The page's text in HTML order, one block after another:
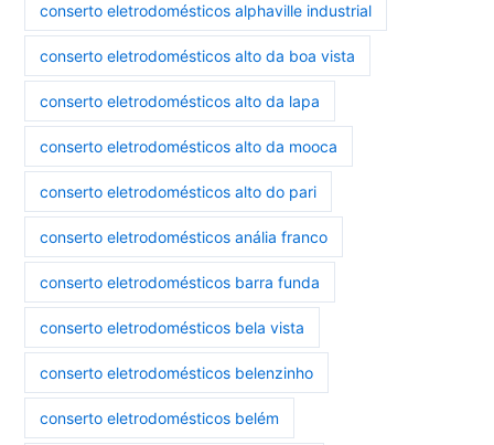
conserto eletrodomésticos alphaville industrial
conserto eletrodomésticos alto da boa vista
conserto eletrodomésticos alto da lapa
conserto eletrodomésticos alto da mooca
conserto eletrodomésticos alto do pari
conserto eletrodomésticos anália franco
conserto eletrodomésticos barra funda
conserto eletrodomésticos bela vista
conserto eletrodomésticos belenzinho
conserto eletrodomésticos belém